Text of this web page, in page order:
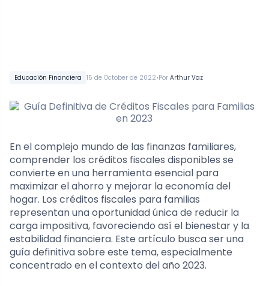
Educación Financiera 15 de October de 2022•Por Arthur Vaz
En el complejo mundo de las finanzas familiares,
comprender los créditos fiscales disponibles se
convierte en una herramienta esencial para
maximizar el ahorro y mejorar la economía del
hogar. Los créditos fiscales para familias
representan una oportunidad única de reducir la
carga impositiva, favoreciendo así el bienestar y la
estabilidad financiera. Este artículo busca ser una
guía definitiva sobre este tema, especialmente
concentrado en el contexto del año 2023.